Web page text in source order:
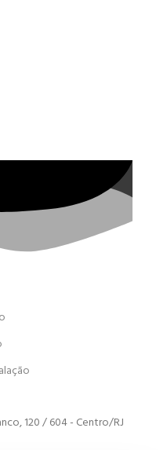
120 / 604 - Centro/RJ